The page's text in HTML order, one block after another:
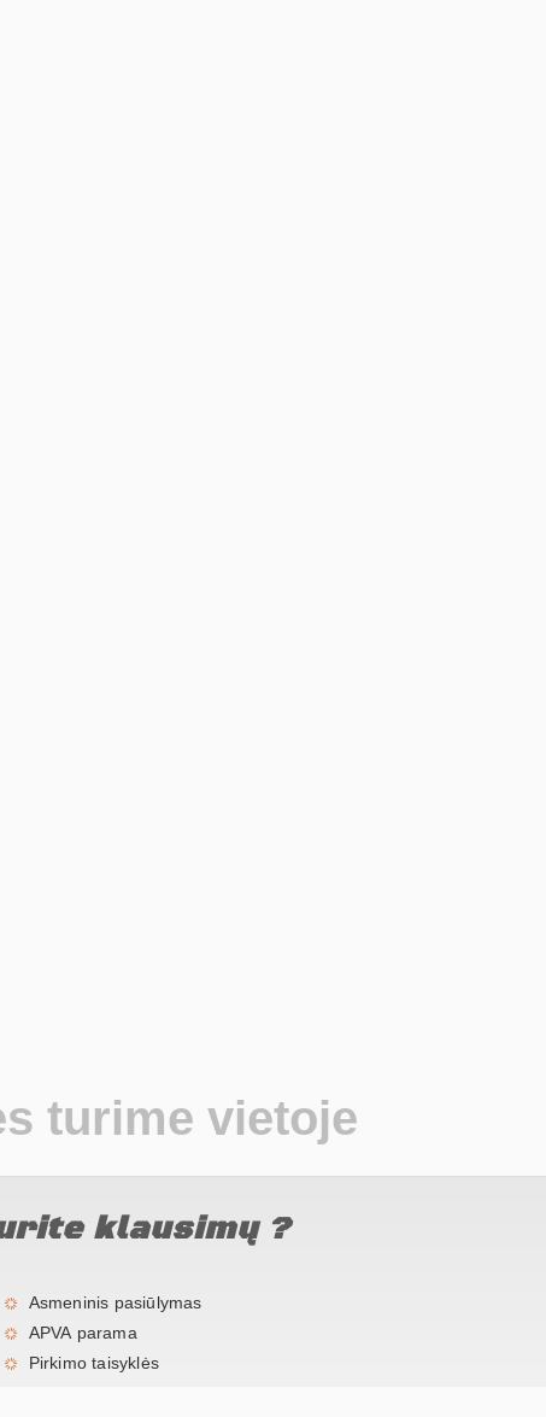
turime vietoje
klausimų ?
Asmeninis pasiūlymas
APVA parama
Pirkimo taisyklės